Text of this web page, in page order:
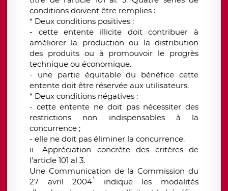
conditions doivent être remplies :
* Deux conditions positives :
- cette entente illicite doit contribuer à
améliorer la production ou la distribution
des produits ou à promouvoir le progrès
technique ou économique.
- une partie équitable du bénéfice cette
entente doit être réservée aux utilisateurs.
* Deux conditions négatives :
- cette entente ne doit pas nécessiter des
restrictions non indispensables à la
concurrence ;
- elle ne doit pas éliminer la concurrence.
ii- Appréciation concrète des critères de
l’article 101 al 3.
Une Communication de la Commission du
27 avril 20043
indique les modalités